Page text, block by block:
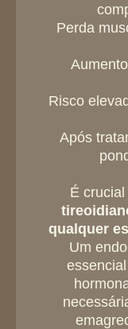
Perda
Risco
Após
É
qualquer
Um